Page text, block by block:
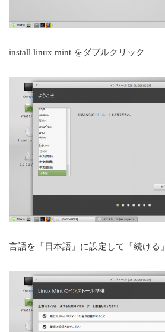
install linux mint をダブルクリック
言語を「日本語」に設定して「続ける」